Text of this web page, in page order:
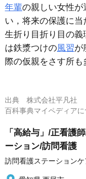
年輩の親しい女性が
い，将来の保護に
生折り目折り目の
は鉄漿つけの風習が
際の仮親をさす所
出典 株式会社平凡社
百科事典マイペディア
「高給与」/正看護
ーション/訪問看護
訪問看護ステーション